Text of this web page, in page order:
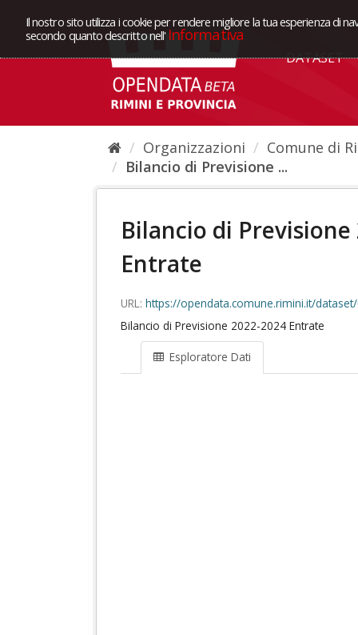
Il nostro sito utilizza i cookie per rendere migliore la tua esperienza di
secondo quanto descritto nell' Informativa
DATASET
Organizzazioni
Comune di
Bilancio di Previsione ...
Bilancio di Previsione
Entrate
URL: https://opendata.comune.rimini.it/dataset/08bc4ecb-34c6-
Bilancio di Previsione 2022-2024 Entrate
Esploratore Dati